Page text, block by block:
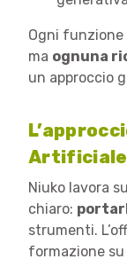
Ogni funzione
ma ognuna
un approccio
Artificiale
Niuko lavora
chiaro:
strumenti.
formazione